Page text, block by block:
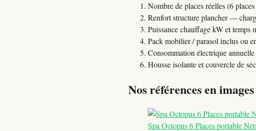
Nombre de places réelles (6
Renfort structure plancher —
Puissance chauffage kW et temps
Pack mobilier / parasol inclus ou
Consommation électrique annuelle
Housse isolante et couvercle de
Nos références en images
Spa Octopus 6 Places portable